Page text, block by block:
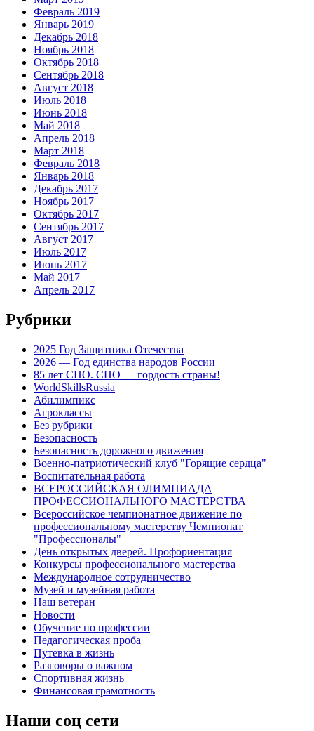
Февраль 2019
Январь 2019
Декабрь 2018
Ноябрь 2018
Октябрь 2018
Сентябрь 2018
Август 2018
Июль 2018
Июнь 2018
Май 2018
Апрель 2018
Март 2018
Февраль 2018
Январь 2018
Декабрь 2017
Ноябрь 2017
Октябрь 2017
Сентябрь 2017
Август 2017
Июль 2017
Июнь 2017
Май 2017
Апрель 2017
Рубрики
2025 Год Защитника Отечества
2026 — Год единства народов России
85 лет СПО. СПО — гордость страны!
WorldSkillsRussia
Абилимпикс
Агроклассы
Без рубрики
Безопасность
Безопасность дорожного движения
Военно-патриотический клуб "Горящие сердца"
Воспитательная работа
ВСЕРОССИЙСКАЯ ОЛИМПИАДА
ПРОФЕССИОНАЛЬНОГО МАСТЕРСТВА
Всероссийское чемпионатное движение по
профессиональному мастерству Чемпионат
"Профессионалы"
День открытых дверей. Профориентация
Конкурсы профессионального мастерства
Международное сотрудничество
Музей и музейная работа
Наш ветеран
Новости
Обучение по профессии
Педагогическая проба
Путевка в жизнь
Разговоры о важном
Спортивная жизнь
Финансовая грамотность
Наши соц сети